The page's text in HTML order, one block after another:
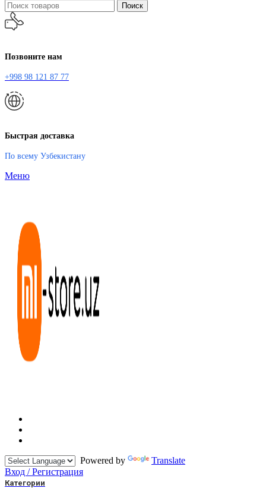
Поиск
Позвоните нам
+998 98 121 87 77
Быстрая доставка
По всему Узбекистану
Меню
Powered by
Translate
Вход / Регистрация
Категории